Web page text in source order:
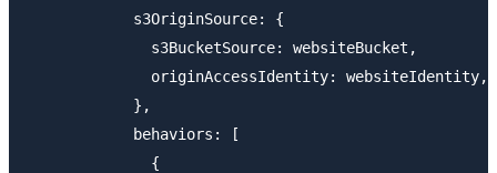
            s3OriginSource: {
              s3BucketSource: websiteBucket,
              originAccessIdentity: websiteIdentity,
            },
            behaviors: [
              {